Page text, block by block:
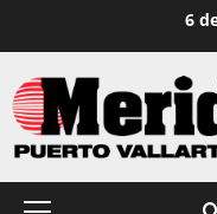
contenido
6